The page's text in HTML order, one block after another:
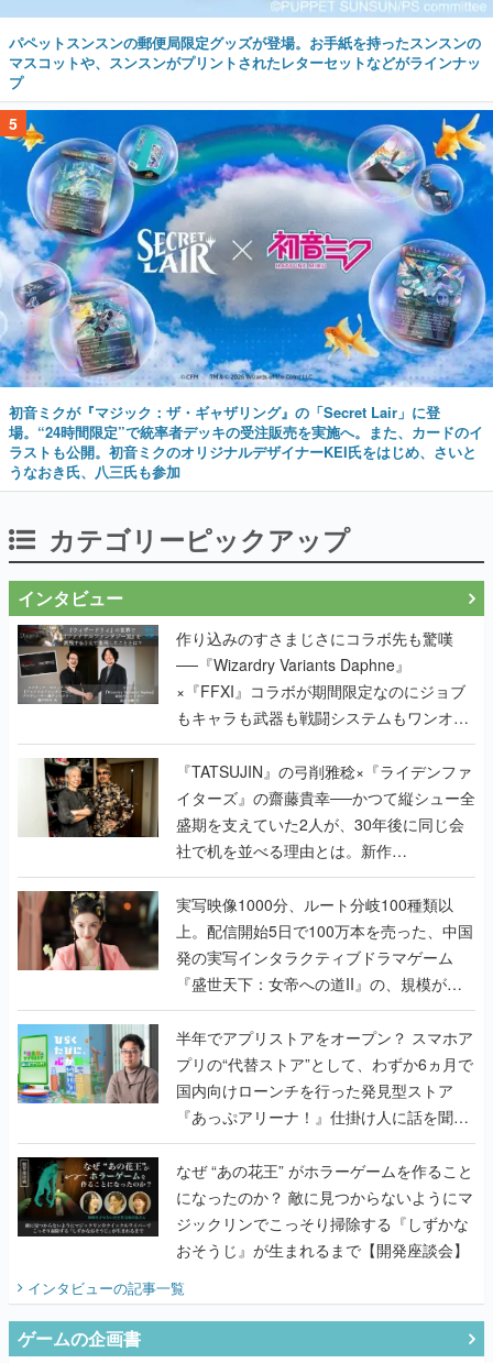
パペットスンスンの郵便局限定グッズが登場。お手紙を持ったスンスンの
マスコットや、スンスンがプリントされたレターセットなどがラインナッ
プ
5
初音ミクが『マジック：ザ・ギャザリング』の「Secret Lair」に登
場。“24時間限定”で統率者デッキの受注販売を実施へ。また、カードのイ
ラストも公開。初音ミクのオリジナルデザイナーKEI氏をはじめ、さいと
うなおき氏、八三氏も参加
カテゴリーピックアップ
インタビュー
作り込みのすさまじさにコラボ先も驚嘆
──『Wizardry Variants Daphne』
×『FFXI』コラボが期間限定なのにジョブ
もキャラも武器も戦闘システムもワンオフ
で作り込まれた理由を両ディレクターに聞
く
『TATSUJIN』の弓削雅稔×『ライデンファ
イターズ』の齋藤貴幸──かつて縦シュー全
盛期を支えていた2人が、30年後に同じ会
社で机を並べる理由とは。新作
『TATSUJIN EXTREME』で初タッグを組
んだレジェンド2人に訊く開発秘話
実写映像1000分、ルート分岐100種類以
上。配信開始5日で100万本を売った、中国
発の実写インタラクティブドラマゲーム
『盛世天下：女帝への道II』の、規模が違
うこだわりをプロデューサーに聞いた
半年でアプリストアをオープン？ スマホア
プリの“代替ストア”として、わずか6ヵ月で
国内向けローンチを行った発見型ストア
『あっぷアリーナ！』仕掛け人に話を聞い
てみた
なぜ “あの花王” がホラーゲームを作ること
になったのか？ 敵に見つからないようにマ
ジックリンでこっそり掃除する『しずかな
おそうじ』が生まれるまで【開発座談会】
インタビューの記事一覧
ゲームの企画書